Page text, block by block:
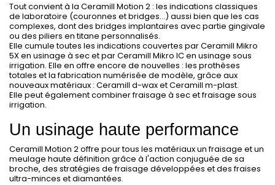
Tout convient à la Ceramill Motion 2 : les indications classiques
de laboratoire (couronnes et bridges...) aussi bien que les cas
complexes, dont des bridges implantaires avec partie gingivale
ou des piliers en titane personnalisés.
Elle cumule toutes les indications couvertes par Ceramill Mikro
5X en usinage à sec et par Ceramill Mikro IC en usinage sous
irrigation. Elle en offre encore de nouvelles : les prothèses
totales et la fabrication numérisée de modèle, grâce aux
nouveaux matériaux : Ceramill d-wax et Ceramill m-plast.
Elle peut également combiner fraisage à sec et fraisage sous
irrigation.
Un usinage haute performance
Ceramill Motion 2 offre pour tous les matériaux un fraisage et un
meulage haute définition grâce à l'action conjuguée de sa
broche, des stratégies de fraisage développées et des fraises
ultra-minces et diamantées.